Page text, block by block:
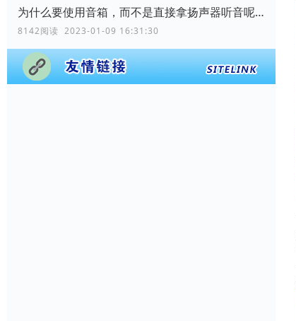
为什么要使用音箱，而不是直接拿扬声器听音呢？
8142阅读 2023-01-09 16:31:30